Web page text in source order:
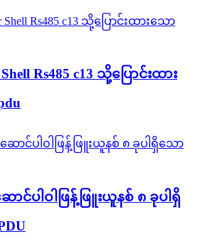
Rs485 c13 သို့ပြောင်းထား
င်ပါဝါဖြန့်ဖြူးယူနစ် ၈ ခုပါရှိ